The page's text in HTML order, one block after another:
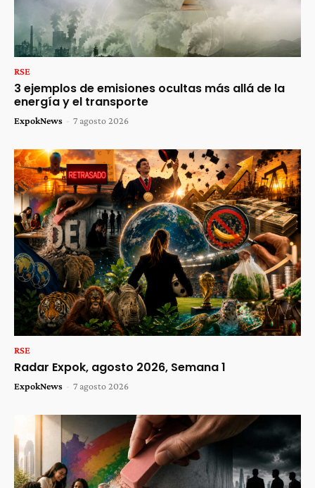
RSE
3 ejemplos de emisiones ocultas más allá de la
energía y el transporte
ExpokNews - 7 agosto 2026
RSE
Radar Expok, agosto 2026, Semana 1
ExpokNews - 7 agosto 2026